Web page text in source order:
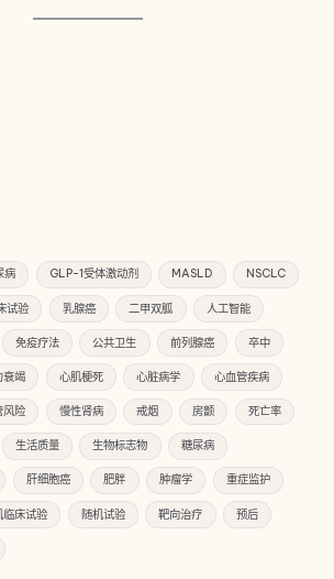
病 GLP-1受体激动剂 MASLD NSCLC
试验 乳腺癌 二甲双胍 人工智能
免疫疗法 公共卫生 前列腺癌 卒中
衰竭 心肌梗死 心脏病学 心血管疾病
风险 慢性肾病 戒烟 房颤 死亡率
生活质量 生物标志物 糖尿病
肝细胞癌 肥胖 肿瘤学 重症监护
临床试验 随机试验 靶向治疗 预后